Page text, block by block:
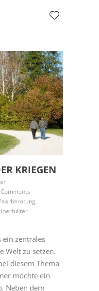
KRIEGEN
ein zentrales
Welt zu setzen.
diesem Thema
möchte ein
Neben dem